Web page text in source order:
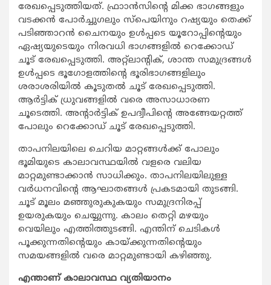
രേഖപ്പെടുത്തിയത്. ഫ്രാാന്‍സിന്റെ മിക്ക ഭാഗങ്ങളും
വടക്കന്‍ പോര്‍ച്ചുഗലും സ്‌പെയിനും റഷ്യയും തെക്ക്
പടിഞ്ഞാറന്‍ ചൈനയും ഉള്‍പ്പടെ യൂറോപ്പിന്റെയും
ഏഷ്യയുടെയും നിരവധി ഭാഗങ്ങളില്‍ റെക്കോഡ്
ചൂട് രേഖപ്പെടുത്തി. അറ്റ്‌ലാന്റിക്, ശാന്ത സമുദ്രങ്ങള്‍
ഉള്‍പ്പടെ ഭൂഗോളത്തിന്റെ ഭൂരിഭാഗങ്ങളിലും
ശരാശരിയില്‍ കൂടുതല്‍ ചൂട് രേഖപ്പെടുത്തി.
ആര്‍ട്ടിക് ധ്രുവങ്ങളില്‍ വരെ അസാധാരണ
ചൂടെത്തി. അന്റാര്‍ട്ടിക് ഉപദ്വീപിന്റെ അങ്ങേയറ്റത്ത്
പോലും റെക്കോഡ് ചൂട് രേഖപ്പെടുത്തി.
താപനിലയിലെ ചെറിയ മാറ്റങ്ങള്‍ക്ക് പോലും
ഭൂമിയുടെ കാലാവസ്ഥയില്‍ വളരെ വലിയ
മാറ്റമുണ്ടാക്കാന്‍ സാധിക്കും. താപനിലയിലുള്ള
വര്‍ധനവിന്റെ ആഘാതങ്ങള്‍ പ്രകടമായി തുടങ്ങി.
ചൂട് മൂലം മഞ്ഞുരുകുകയും സമുദ്രനിരപ്പ്
ഉയരുകയും ചെയ്യുന്നു. കാലം തെറ്റി മഴയും
വെയിലും എത്തിത്തുടങ്ങി. എന്തിന് ചെടികള്‍
പൂക്കുന്നതിന്റെയും കായ്ക്കുന്നതിന്റെയും
സമയങ്ങളില്‍ വരെ മാറ്റമുണ്ടായി കഴിഞ്ഞു.
എന്താണ് കാലാവസ്ഥ വ്യതിയാനം